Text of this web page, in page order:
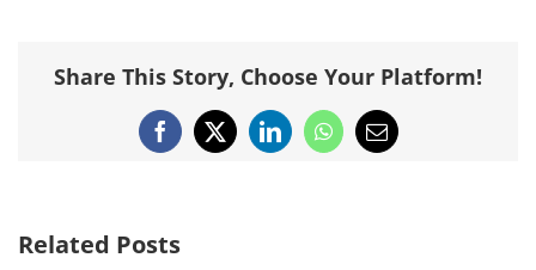
Share This Story, Choose Your Platform!
Facebook
X LinkedInWhatsApp
Email
Related Posts